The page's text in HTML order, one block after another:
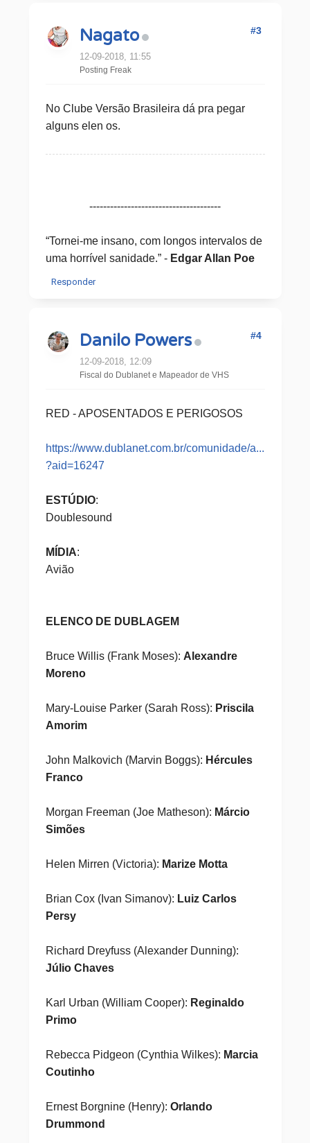
Nagato
12-09-2018, 11:55
Posting Freak
#3
No Clube Versão Brasileira dá pra pegar
alguns elen os.
--------------------------------------
“Tornei-me insano, com longos intervalos de
uma horrível sanidade.” - Edgar Allan Poe
Responder
Danilo Powers
12-09-2018, 12:09
Fiscal do Dublanet e Mapeador de VHS
#4
RED - APOSENTADOS E PERIGOSOS
https://www.dublanet.com.br/comunidade/a...
?aid=16247
ESTÚDIO:
Doublesound
MÍDIA:
Avião
ELENCO DE DUBLAGEM
Bruce Willis (Frank Moses): Alexandre
Moreno
Mary-Louise Parker (Sarah Ross): Priscila
Amorim
John Malkovich (Marvin Boggs): Hércules
Franco
Morgan Freeman (Joe Matheson): Márcio
Simões
Helen Mirren (Victoria): Marize Motta
Brian Cox (Ivan Simanov): Luiz Carlos
Persy
Richard Dreyfuss (Alexander Dunning):
Júlio Chaves
Karl Urban (William Cooper): Reginaldo
Primo
Rebecca Pidgeon (Cynthia Wilkes): Marcia
Coutinho
Ernest Borgnine (Henry): Orlando
Drummond